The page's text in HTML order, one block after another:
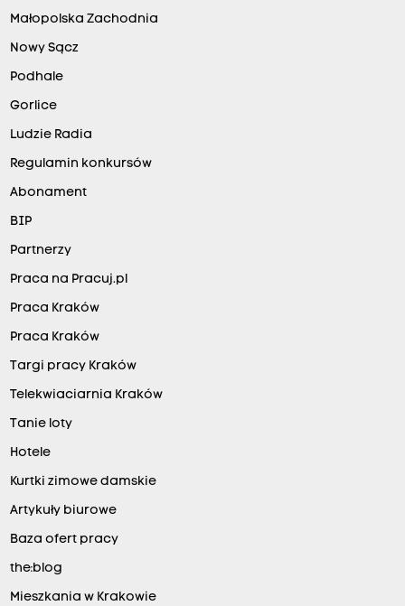
Małopolska Zachodnia
Nowy Sącz
Podhale
Gorlice
Ludzie Radia
Regulamin konkursów
Abonament
BIP
Partnerzy
Praca na Pracuj.pl
Praca Kraków
Praca Kraków
Targi pracy Kraków
Telekwiaciarnia Kraków
Tanie loty
Hotele
Kurtki zimowe damskie
Artykuły biurowe
Baza ofert pracy
the:blog
Mieszkania w Krakowie